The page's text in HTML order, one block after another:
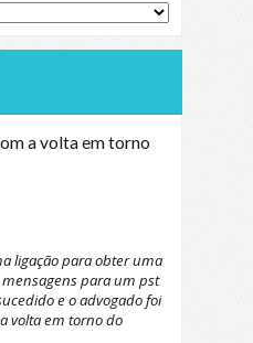
a volta em torno
ligação para obter uma
para um pst
e o advogado foi
volta em torno do